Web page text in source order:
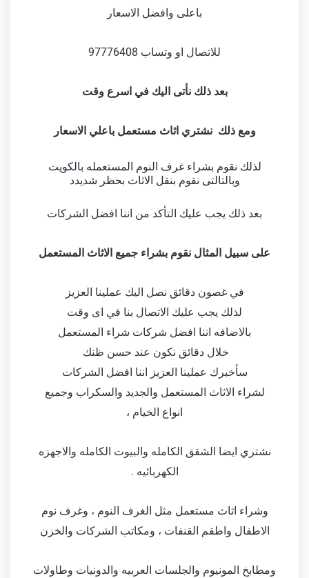
باعلى وافضل الاسعار
للاتصال او وتساب 97776408
بعد ذلك نأتى اليك في اسرع وقت
ومع ذلك نشتري اثاث مستعمل باعلي الاسعار
لذلك نقوم بشراء غرف النوم المستعمله بالكويت
وبالتالتى نقوم بنقل الاثاث بحظر شديدد
بعد ذلك يجب عليك التأكد من اننا افضل الشركات
على سبيل المثال نقوم بشراء جميع الاثاث المستعمل
في غصون دقائق نصل اليك عملينا العزيز
لذلك يجب عليك الاتصال بنا في اى وقت
بالاضافه اننا افضل شركات شراء المستعمل
خلال دقائق نكون عند حسن ظنك
سأخبرك عملينا العزيز اننا افضل الشركات
لشراء الاثاث المستعمل والجديد والسكراب وجميع
انواع الخيام ،
نشتري ايضا الشقق الكامله والبيوت الكامله والاجهزه
الكهربائيه .
وشراء اثاث مستعمل مثل الغرف النوم ، وغرف نوم
الاطفال واطقم القنفات ، ومكاتب الشركات والخزن
ومطابخ المونيوم والجلسات العربيه والدونيات وطاولات